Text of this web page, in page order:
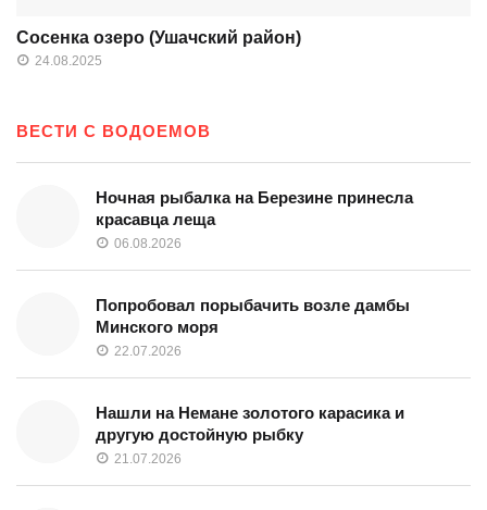
Сосенка озеро (Ушачский район)
24.08.2025
ВЕСТИ С ВОДОЕМОВ
Ночная рыбалка на Березине принесла
красавца леща
06.08.2026
Попробовал порыбачить возле дамбы
Минского моря
22.07.2026
Нашли на Немане золотого карасика и
другую достойную рыбку
21.07.2026